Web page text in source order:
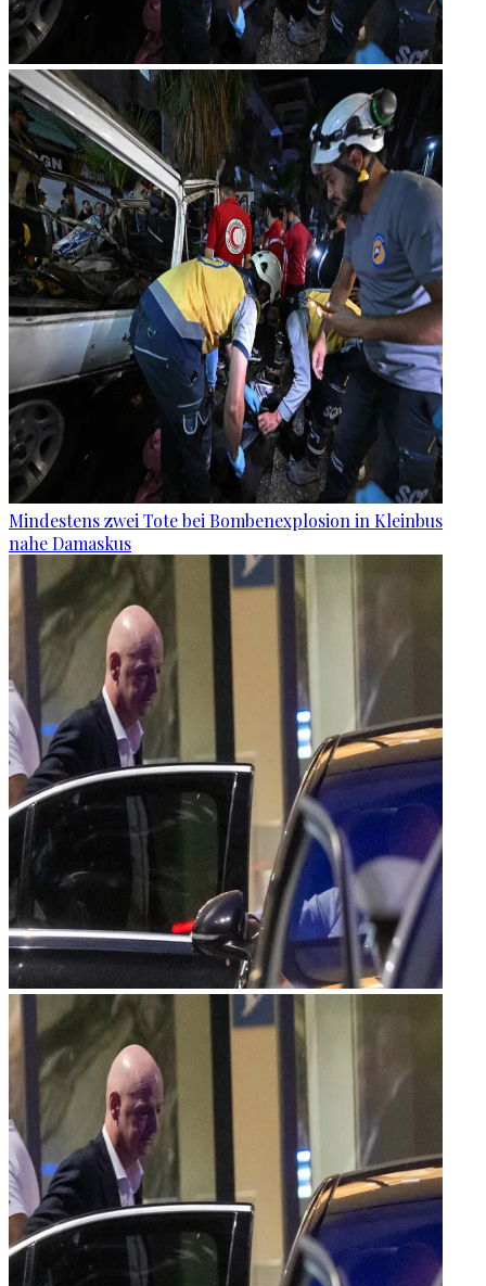
Mindestens zwei Tote bei Bombenexplosion in Kleinbus
nahe Damaskus